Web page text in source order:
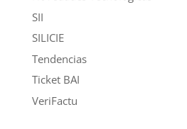
SII
SILICIE
Tendencias
Ticket BAI
VeriFactu